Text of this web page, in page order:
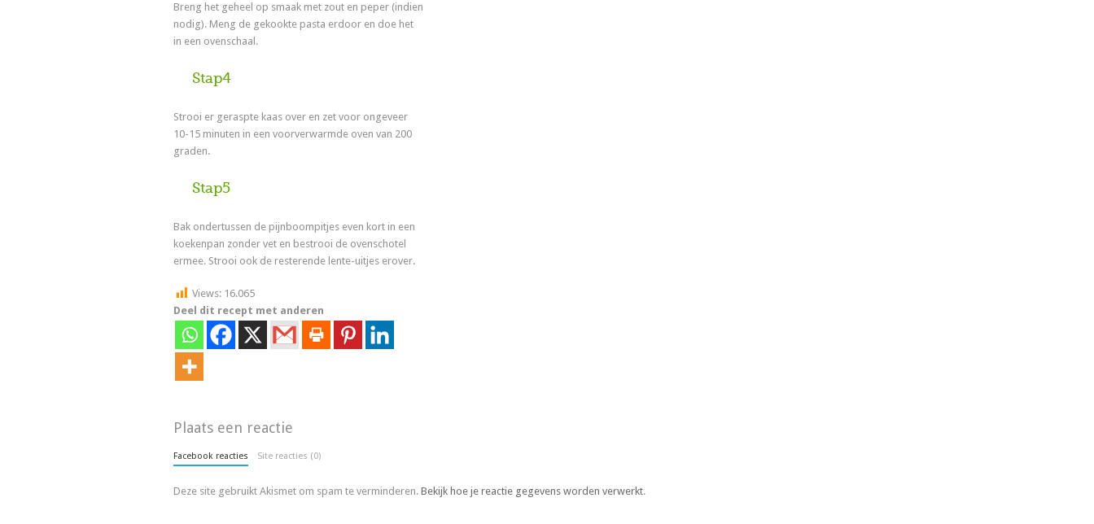
Breng het geheel op smaak met zout en peper (indien
nodig). Meng de gekookte pasta erdoor en doe het
in een ovenschaal.
Stap4
Strooi er geraspte kaas over en zet voor ongeveer
10-15 minuten in een voorverwarmde oven van 200
graden.
Stap5
Bak ondertussen de pijnboompitjes even kort in een
koekenpan zonder vet en bestrooi de ovenschotel
ermee. Strooi ook de resterende lente-uitjes erover.
Views: 16.065
Deel dit recept met anderen
Plaats een reactie
Facebook reacties Site reacties (0)
Deze site gebruikt Akismet om spam te verminderen. Bekijk hoe je reactie gegevens worden verwerkt.